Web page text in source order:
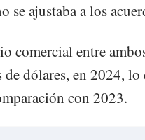
se ajustaba a los
comercial entre
dólares, en 2024,
con 2023.